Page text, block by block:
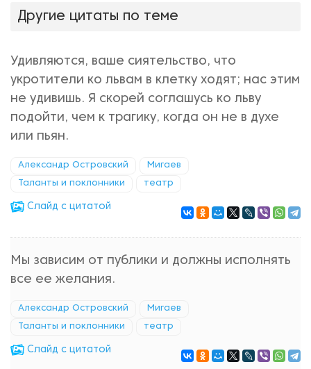
Другие цитаты по теме
Удивляются, ваше сиятельство, что
укротители ко львам в клетку ходят; нас этим
не удивишь. Я скорей соглашусь ко льву
подойти, чем к трагику, когда он не в духе
или пьян.
Александр Островский Мигаев
Таланты и поклонники театр
Cлайд с цитатой
Мы зависим от публики и должны исполнять
все ее желания.
Александр Островский Мигаев
Таланты и поклонники театр
Cлайд с цитатой